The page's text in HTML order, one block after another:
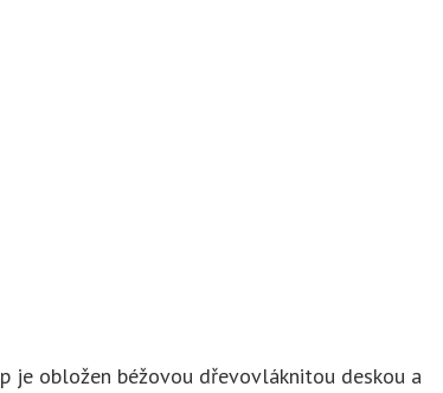
je obložen béžovou dřevovláknitou deskou a